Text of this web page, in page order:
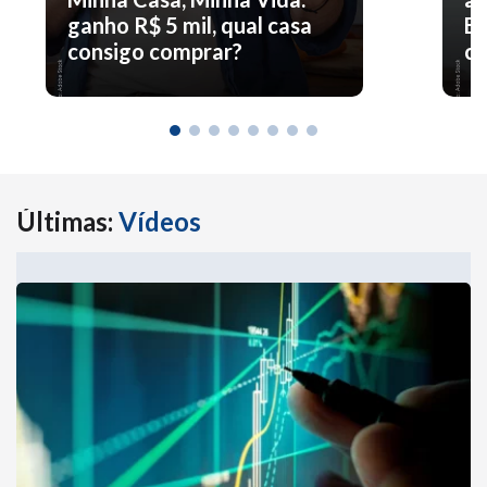
ganho R$ 5 mil, qual casa
consigo comprar?
Últimas: Vídeos